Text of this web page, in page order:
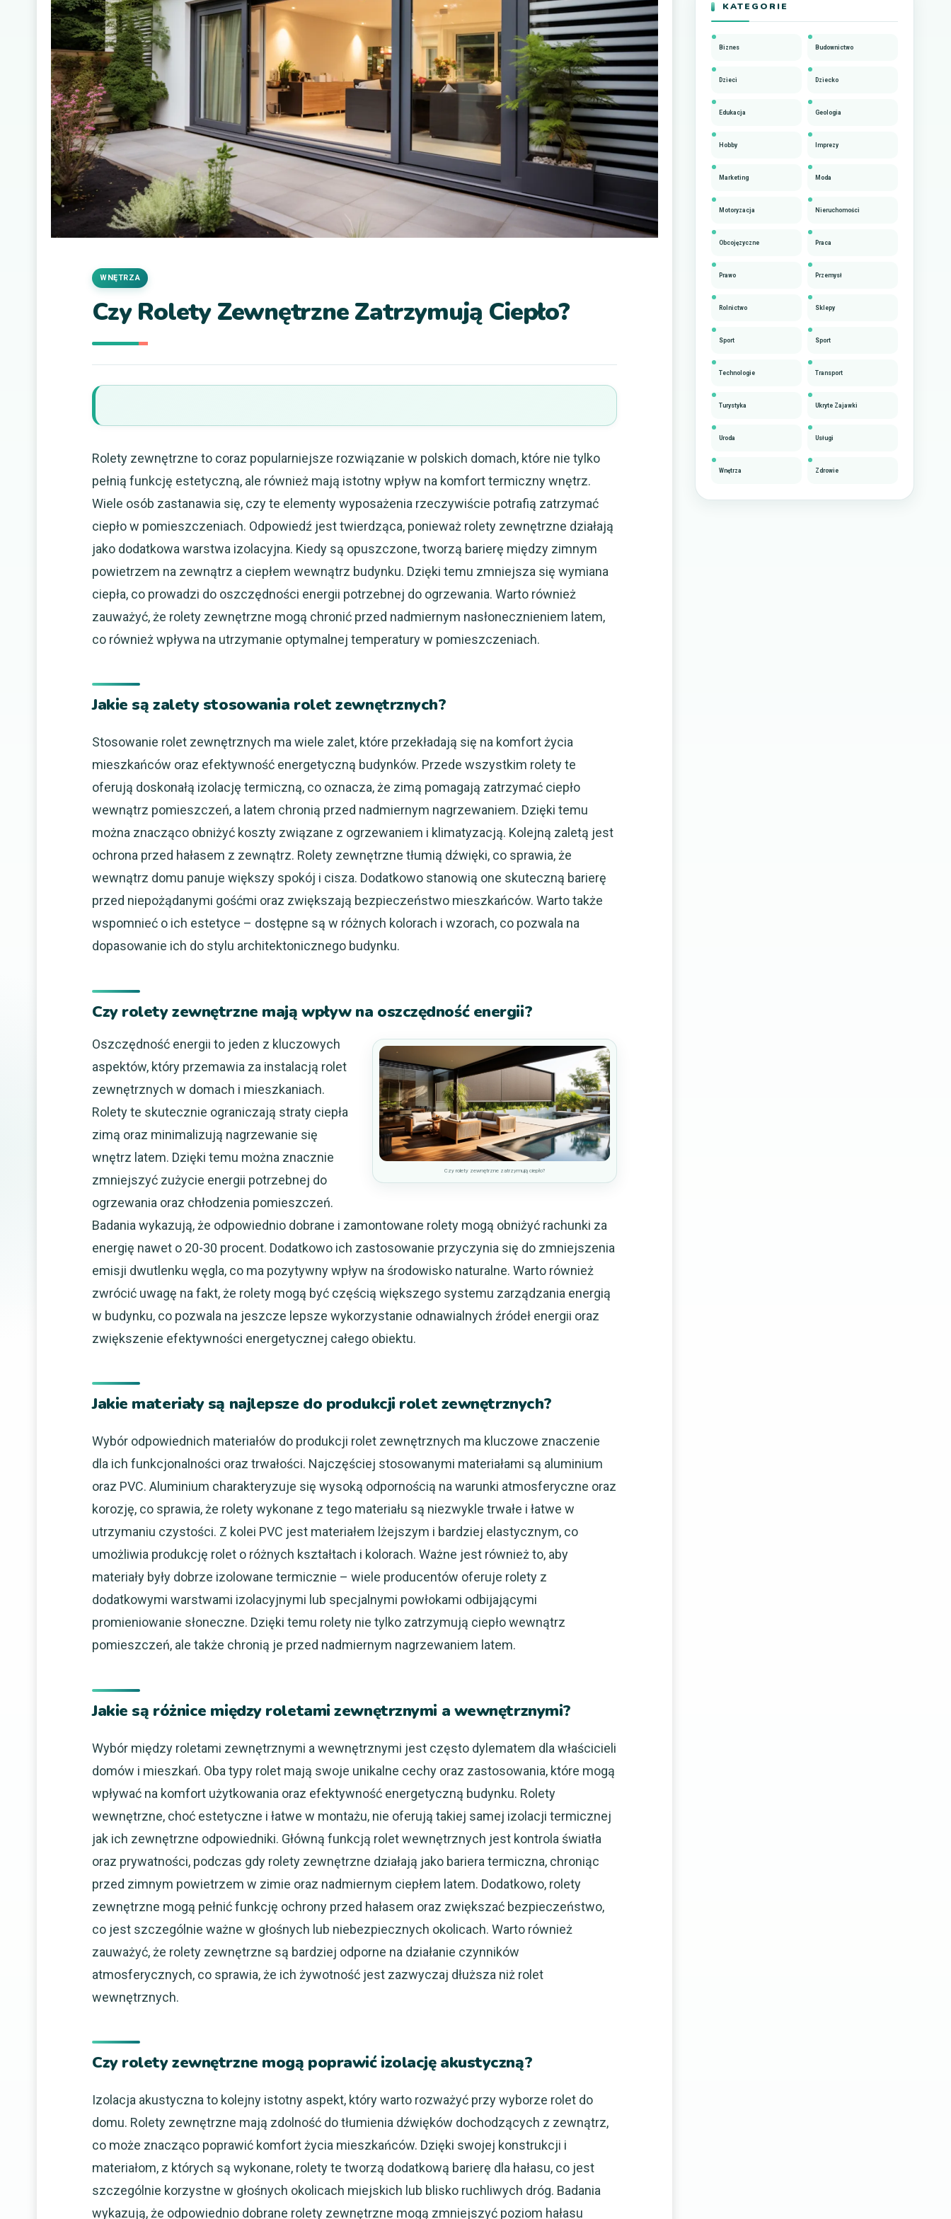
Czy Rolety Zewnętrzne Zatrzymują Ciepło?
WNĘTRZA
Rolety zewnętrzne to coraz popularniejsze rozwiązanie w polskich domach, które nie tylko
pełnią funkcję estetyczną, ale również mają istotny wpływ na komfort termiczny wnętrz.
Wiele osób zastanawia się, czy te elementy wyposażenia rzeczywiście potrafią zatrzymać
ciepło w pomieszczeniach. Odpowiedź jest twierdząca, ponieważ rolety zewnętrzne działają
jako dodatkowa warstwa izolacyjna. Kiedy są opuszczone, tworzą barierę między zimnym
powietrzem na zewnątrz a ciepłem wewnątrz budynku. Dzięki temu zmniejsza się wymiana
ciepła, co prowadzi do oszczędności energii potrzebnej do ogrzewania. Warto również
zauważyć, że rolety zewnętrzne mogą chronić przed nadmiernym nasłonecznieniem latem,
co również wpływa na utrzymanie optymalnej temperatury w pomieszczeniach.
Jakie są zalety stosowania rolet zewnętrznych?
Stosowanie rolet zewnętrznych ma wiele zalet, które przekładają się na komfort życia
mieszkańców oraz efektywność energetyczną budynków. Przede wszystkim rolety te
oferują doskonałą izolację termiczną, co oznacza, że zimą pomagają zatrzymać ciepło
wewnątrz pomieszczeń, a latem chronią przed nadmiernym nagrzewaniem. Dzięki temu
można znacząco obniżyć koszty związane z ogrzewaniem i klimatyzacją. Kolejną zaletą jest
ochrona przed hałasem z zewnątrz. Rolety zewnętrzne tłumią dźwięki, co sprawia, że
wewnątrz domu panuje większy spokój i cisza. Dodatkowo stanowią one skuteczną barierę
przed niepożądanymi gośćmi oraz zwiększają bezpieczeństwo mieszkańców. Warto także
wspomnieć o ich estetyce – dostępne są w różnych kolorach i wzorach, co pozwala na
dopasowanie ich do stylu architektonicznego budynku.
Czy rolety zewnętrzne mają wpływ na oszczędność energii?
Czy rolety zewnętrzne zatrzymują ciepło?
Oszczędność energii to jeden z kluczowych
aspektów, który przemawia za instalacją rolet
zewnętrznych w domach i mieszkaniach.
Rolety te skutecznie ograniczają straty ciepła
zimą oraz minimalizują nagrzewanie się
wnętrz latem. Dzięki temu można znacznie
zmniejszyć zużycie energii potrzebnej do
ogrzewania oraz chłodzenia pomieszczeń.
Badania wykazują, że odpowiednio dobrane i zamontowane rolety mogą obniżyć rachunki za
energię nawet o 20-30 procent. Dodatkowo ich zastosowanie przyczynia się do zmniejszenia
emisji dwutlenku węgla, co ma pozytywny wpływ na środowisko naturalne. Warto również
zwrócić uwagę na fakt, że rolety mogą być częścią większego systemu zarządzania energią
w budynku, co pozwala na jeszcze lepsze wykorzystanie odnawialnych źródeł energii oraz
zwiększenie efektywności energetycznej całego obiektu.
Jakie materiały są najlepsze do produkcji rolet zewnętrznych?
Wybór odpowiednich materiałów do produkcji rolet zewnętrznych ma kluczowe znaczenie
dla ich funkcjonalności oraz trwałości. Najczęściej stosowanymi materiałami są aluminium
oraz PVC. Aluminium charakteryzuje się wysoką odpornością na warunki atmosferyczne oraz
korozję, co sprawia, że rolety wykonane z tego materiału są niezwykle trwałe i łatwe w
utrzymaniu czystości. Z kolei PVC jest materiałem lżejszym i bardziej elastycznym, co
umożliwia produkcję rolet o różnych kształtach i kolorach. Ważne jest również to, aby
materiały były dobrze izolowane termicznie – wiele producentów oferuje rolety z
dodatkowymi warstwami izolacyjnymi lub specjalnymi powłokami odbijającymi
promieniowanie słoneczne. Dzięki temu rolety nie tylko zatrzymują ciepło wewnątrz
pomieszczeń, ale także chronią je przed nadmiernym nagrzewaniem latem.
Jakie są różnice między roletami zewnętrznymi a wewnętrznymi?
Wybór między roletami zewnętrznymi a wewnętrznymi jest często dylematem dla właścicieli
domów i mieszkań. Oba typy rolet mają swoje unikalne cechy oraz zastosowania, które mogą
wpływać na komfort użytkowania oraz efektywność energetyczną budynku. Rolety
wewnętrzne, choć estetyczne i łatwe w montażu, nie oferują takiej samej izolacji termicznej
jak ich zewnętrzne odpowiedniki. Główną funkcją rolet wewnętrznych jest kontrola światła
oraz prywatności, podczas gdy rolety zewnętrzne działają jako bariera termiczna, chroniąc
przed zimnym powietrzem w zimie oraz nadmiernym ciepłem latem. Dodatkowo, rolety
zewnętrzne mogą pełnić funkcję ochrony przed hałasem oraz zwiększać bezpieczeństwo,
co jest szczególnie ważne w głośnych lub niebezpiecznych okolicach. Warto również
zauważyć, że rolety zewnętrzne są bardziej odporne na działanie czynników
atmosferycznych, co sprawia, że ich żywotność jest zazwyczaj dłuższa niż rolet
wewnętrznych.
Czy rolety zewnętrzne mogą poprawić izolację akustyczną?
Izolacja akustyczna to kolejny istotny aspekt, który warto rozważyć przy wyborze rolet do
domu. Rolety zewnętrzne mają zdolność do tłumienia dźwięków dochodzących z zewnątrz,
co może znacząco poprawić komfort życia mieszkańców. Dzięki swojej konstrukcji i
materiałom, z których są wykonane, rolety te tworzą dodatkową barierę dla hałasu, co jest
szczególnie korzystne w głośnych okolicach miejskich lub blisko ruchliwych dróg. Badania
wykazują, że odpowiednio dobrane rolety zewnętrzne mogą zmniejszyć poziom hałasu
KATEGORIE
Biznes Budownictwo
Dzieci Dziecko
Edukacja Geologia
Hobby Imprezy
Marketing Moda
Motoryzacja Nieruchomości
Obcojęzyczne Praca
Prawo Przemysł
Rolnictwo Sklepy
Sport Sport
Technologie Transport
Turystyka Ukryte Zajawki
Uroda Usługi
Wnętrza Zdrowie